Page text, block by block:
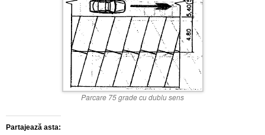
Parcare 75 grade cu dublu sens
Partajează asta: